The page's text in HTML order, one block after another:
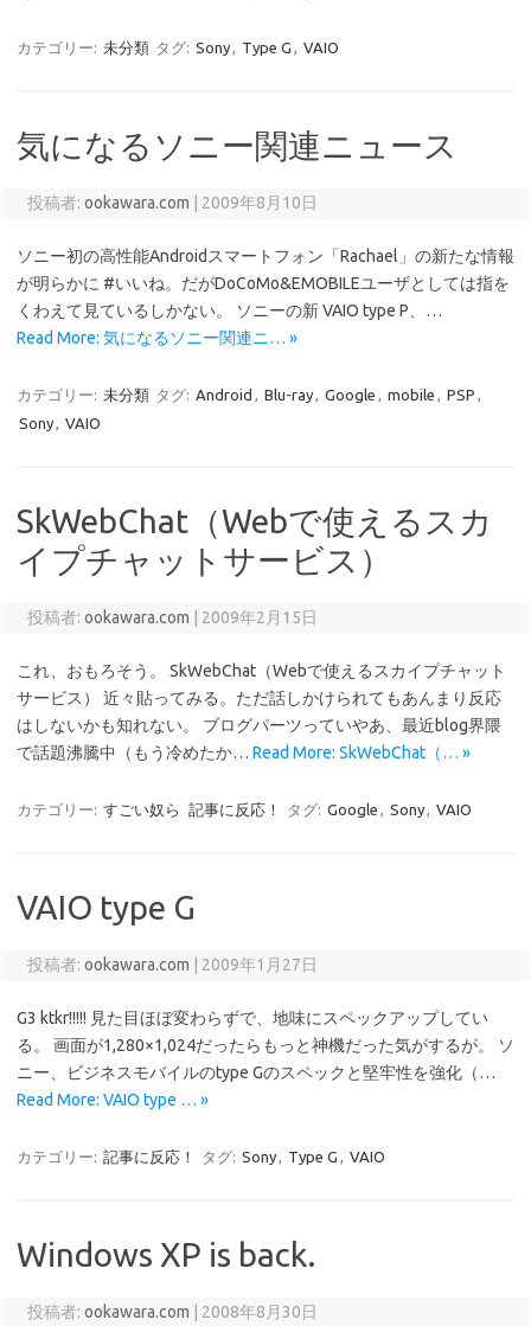
カテゴリー: 未分類 タグ: Sony, Type G , VAIO
気になるソニー関連ニュース
投稿者: ookawara.com 2009年8月10日
ソニー初の高性能Androidスマートフォン「Rachael」の新たな情報
が明らかに #いいね。だがDoCoMo&EMOBILEユーザとしては指を
くわえて見ているしかない。 ソニーの新 VAIO type P、…
Read More: 気になるソニー関連ニ… »
カテゴリー: 未分類 タグ: Android , Blu-ray, Google , mobile , PSP ,
Sony, VAIO
SkWebChat（Webで使えるスカ
イプチャットサービス）
投稿者: ookawara.com 2009年2月15日
これ、おもろそう。 SkWebChat（Webで使えるスカイプチャット
サービス） 近々貼ってみる。ただ話しかけられてもあんまり反応
はしないかも知れない。 ブログパーツっていやあ、最近blog界隈
で話題沸騰中（もう冷めたか… Read More: SkWebChat（… »
カテゴリー: すごい奴ら 記事に反応！ タグ: Google , Sony, VAIO
VAIO type G
投稿者: ookawara.com 2009年1月27日
G3 ktkr!!!!! 見た目ほぼ変わらずで、地味にスペックアップしてい
る。 画面が1,280×1,024だったらもっと神機だった気がするが。 ソ
ニー、ビジネスモバイルのtype Gのスペックと堅牢性を強化（…
Read More: VAIO type … »
カテゴリー: 記事に反応！ タグ: Sony, Type G , VAIO
Windows XP is back.
投稿者: ookawara.com 2008年8月30日